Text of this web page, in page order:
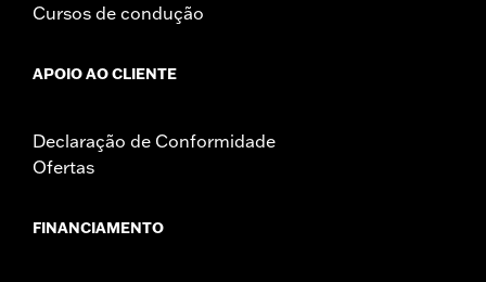
Cursos de condução
APOIO AO CLIENTE
Declaração de Conformidade
Ofertas
FINANCIAMENTO